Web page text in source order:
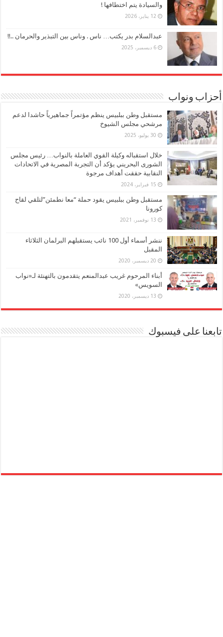
والسيادة يتم اختطافها !
12 يناير، 2026
عبدالسلام بدر يكتب… ناس . وناس بين التبذير والحرمان ..!!
6 ديسمبر، 2025
أحزاب ونواب
مستقبل وطن ببلبيس ينظم مؤتمراً جماهيرياً حاشدا لدعم
مرشحي مجلس الشيوخ
30 يوليو، 2025
خلال استقباله وكيلة القوي العاملة بالنواب… رئيس مجلس
الشورى البحريني يؤكد أن التجربة المصرية في الاتحادات
النقابية حققت أهداف مرجوة
15 فبراير، 2024
مستقبل وطن ببلبيس يقود حملة “معا نطمئن”لتلقي لقاح
كورونا
13 نوفمبر، 2021
ننشر أسماء أول 100 نائب يستقبلهم البرلمان الثلاثاء
المقبل
20 ديسمبر، 2020
أبناء المرحوم غريب عبدالمنعم يتقدمون بالتهنئة لـ«نواب
السويس»
13 ديسمبر، 2020
تابعنا على فيسبوك